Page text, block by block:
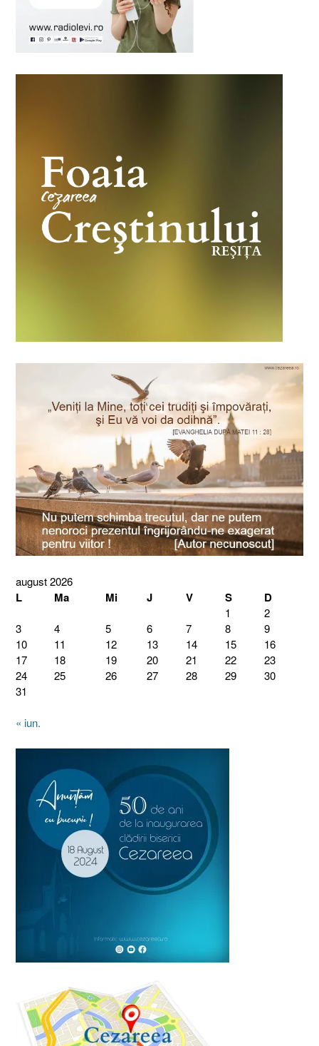
august 2026
L Ma Mi J V S D
1
2
3
4 5 6 7 8
9
10
11 12 13 14 15
16
17
18 19 20 21 22
23
24
25 26 27 28 29
30
31
« iun.